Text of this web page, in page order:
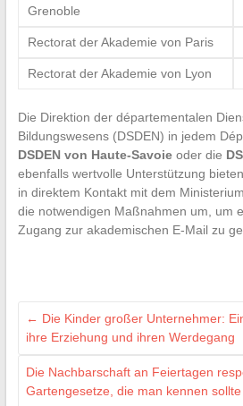
Grenoble
Rectorat der Akademie von Paris
Rectorat der Akademie von Lyon
Die Direktion der départementalen
Bildungswesens (DSDEN) in jedem
DSDEN von Haute-Savoieoder die
ebenfalls wertvolle Unterstützung
in direktem Kontakt mit dem
die notwendigen Maßnahmen um, um
Zugang zur akademischen E-Mail zu
← Die Kinder großer Unternehmer:
ihre Erziehung und ihren Werdegang
Die Nachbarschaft an Feiertagen
Gartengesetze, die man kennen sollte